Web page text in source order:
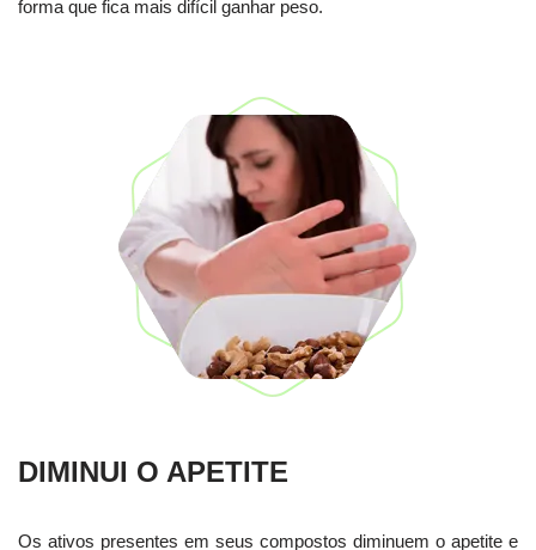
forma que fica mais difícil ganhar peso.
DIMINUI O APETITE
Os ativos presentes em seus compostos diminuem o apetite e